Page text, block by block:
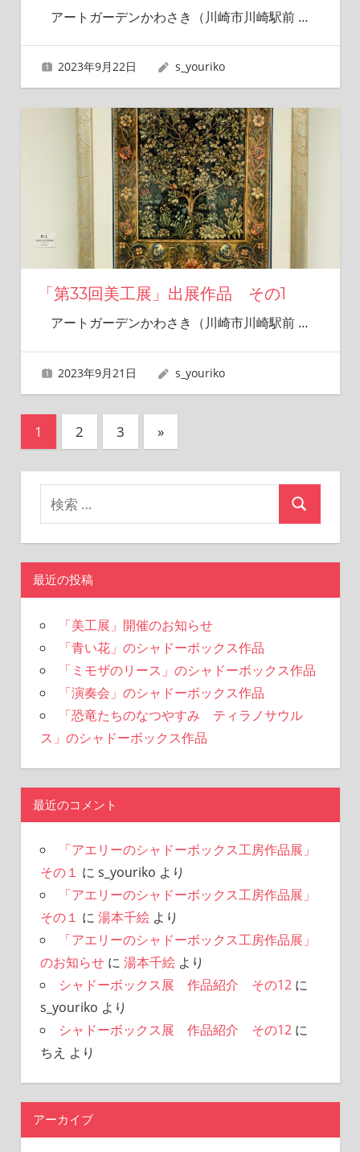
アートガーデンかわさき（川崎市川崎駅前 …
2023年9月22日 s_youriko
「第33回美工展」出展作品 その1
アートガーデンかわさき（川崎市川崎駅前 …
2023年9月21日 s_youriko
投
稿
の
ペ
ー
ジ
送
り
1 2 3
次
の
記
»
最近の投稿
「美工展」開催のお知らせ
「青い花」のシャドーボックス作品
「ミモザのリース」のシャドーボックス作品
「演奏会」のシャドーボックス作品
「恐竜たちのなつやすみ ティラノサウル
ス」のシャドーボックス作品
最近のコメント
「アエリーのシャドーボックス工房作品展」
その１ に s_youriko より
「アエリーのシャドーボックス工房作品展」
その１ に 湯本千絵より
「アエリーのシャドーボックス工房作品展」
のお知らせに 湯本千絵より
シャドーボックス展 作品紹介 その12に
s_youriko より
シャドーボックス展 作品紹介 その12に
ちえ より
アーカイブ